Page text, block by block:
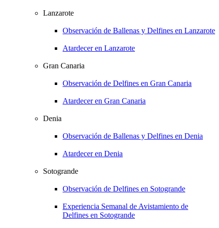
Lanzarote
Observación de Ballenas y Delfines en Lanzarote
Atardecer en Lanzarote
Gran Canaria
Observación de Delfines en Gran Canaria
Atardecer en Gran Canaria
Denia
Observación de Ballenas y Delfines en Denia
Atardecer en Denia
Sotogrande
Observación de Delfines en Sotogrande
Experiencia Semanal de Avistamiento de
Delfines en Sotogrande